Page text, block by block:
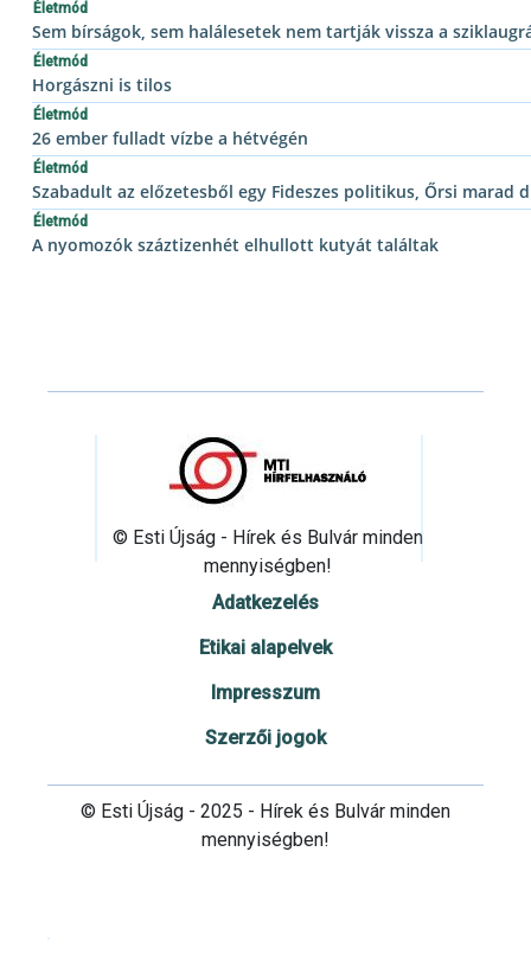
Életmód
Sem bírságok, sem halálesetek nem tartják vissza a
Életmód
Horgászni is tilos
Életmód
26 ember fulladt vízbe a hétvégén
Életmód
Szabadult az előzetesből egy Fideszes politikus, Őrsi marad
Életmód
A nyomozók száztizenhét elhullott kutyát találtak
© Esti Újság - Hírek és Bulvár minden
mennyiségben!
Adatkezelés
Etikai alapelvek
Impresszum
Szerzői jogok
© Esti Újság - 2025 - Hírek és Bulvár minden
mennyiségben!